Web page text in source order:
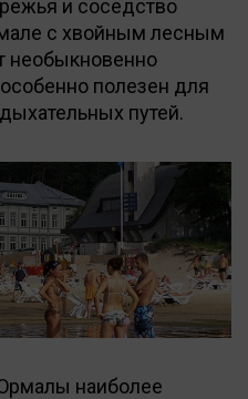
и соседство
с хвойным лесным
необыкновенно
полезен для
путей.
наиболее